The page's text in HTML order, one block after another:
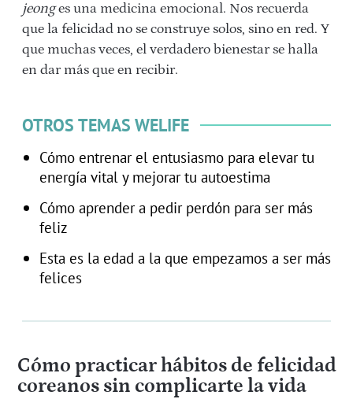
jeonges una medicina emocional. Nos recuerda
que la felicidad no se construye solos, sino en red. Y
que muchas veces, el verdadero bienestar se halla
en dar más que en recibir.
OTROS TEMAS WELIFE
Cómo entrenar el entusiasmo para elevar tu
energía vital y mejorar tu autoestima
Cómo aprender a pedir perdón para ser más
feliz
Esta es la edad a la que empezamos a ser más
felices
Cómo practicar hábitos de felicidad
coreanos sin complicarte la vida